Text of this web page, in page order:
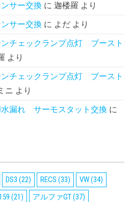
サー交換 に 迦楼羅 より
サー交換 に よだ より
チェックランプ点灯 ブースト
より
チェックランプ点灯 ブースト
ニ より
漏れ サーモスタット交換 に
DS3 (22) RECS (33) VW(34)
(21) アルファGT(37)